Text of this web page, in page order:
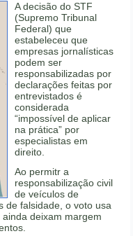
A decisão do STF
(Supremo Tribunal
Federal) que
estabeleceu que
empresas jornalísticas
podem ser
responsabilizadas por
declarações feitas por
entrevistados é
considerada
“impossível de aplicar
na prática” por
especialistas em
direito.
Ao permitr a
responsabilização civil
de veículos de
de falsidade, o voto usa
deixam margem